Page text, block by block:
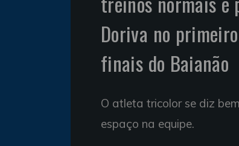
Doriva no
finais do Baianão
O atleta tricolor se diz
espaço na equipe.